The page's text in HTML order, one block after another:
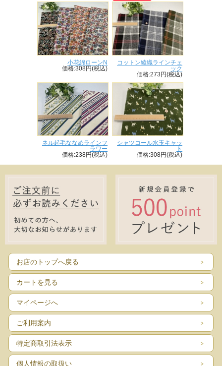
小花綿ローンN
価格:308円(税込)
コットン綾織ラインチェ
ック
価格:273円(税込)
ネル起毛ななめラインフ
ラワー
価格:238円(税込)
シャツコール水玉キャッ
ト
価格:308円(税込)
お店のトップへ戻る
カートを見る
マイページへ
ご利用案内
特定商取引法表示
個人情報の取扱い